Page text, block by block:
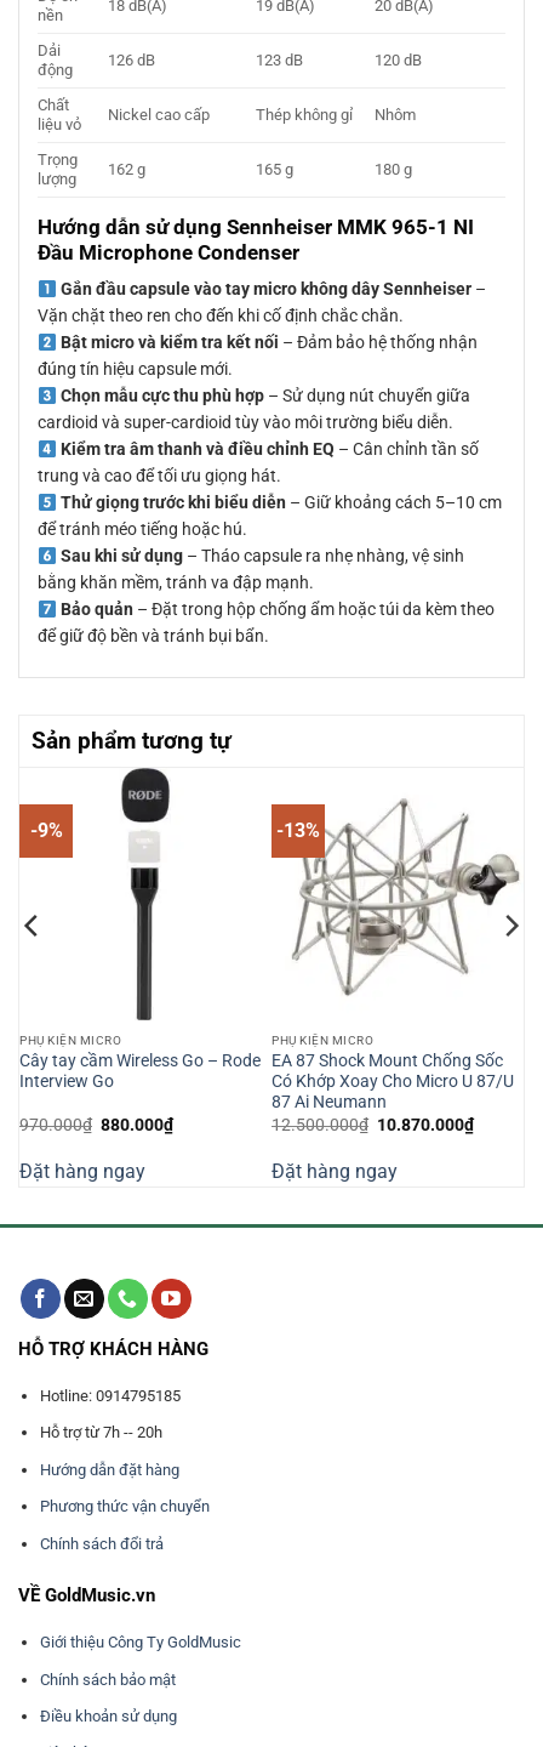
nền
18 dB(A) 19 dB(A) 20 dB(A)
Dải
động
126 dB 123 dB 120 dB
Chất
liệu vỏ
Nickel cao cấp Thép không gỉ Nhôm
Trọng
lượng
162 g 165 g 180 g
Hướng dẫn sử dụng Sennheiser MMK 965-1 NI
Đầu Microphone Condenser
Gắn đầu capsule vào tay micro không dây Sennheiser–
Vặn chặt theo ren cho đến khi cố định chắc chắn.
Bật micro và kiểm tra kết nối – Đảm bảo hệ thống nhận
đúng tín hiệu capsule mới.
Chọn mẫu cực thu phù hợp– Sử dụng nút chuyển giữa
cardioid và super-cardioid tùy vào môi trường biểu diễn.
Kiểm tra âm thanh và điều chỉnh EQ – Cân chỉnh tần số
trung và cao để tối ưu giọng hát.
Thử giọng trước khi biểu diễn – Giữ khoảng cách 5–10 cm
để tránh méo tiếng hoặc hú.
Sau khi sử dụng– Tháo capsule ra nhẹ nhàng, vệ sinh
bằng khăn mềm, tránh va đập mạnh.
Bảo quản – Đặt trong hộp chống ẩm hoặc túi da kèm theo
để giữ độ bền và tránh bụi bẩn.
Sản phẩm tương tự
-9%
PHỤ KIỆN MICRO
Cây tay cầm Wireless Go – Rode
Interview Go
970.000₫ Giá
970.000₫.
880.000₫Giá
hiện
Đặt hàng ngay
-13%
PHỤ KIỆN MICRO
EA 87 Shock Mount Chống Sốc
Có Khớp Xoay Cho Micro U 87/U
87 Ai Neumann
12.500.000₫ Giá
12.500.000₫.
10.870.000₫Giá
hiện
Đặt hàng ngay
HỖ TRỢ KHÁCH HÀNG
Hotline: 0914795185
Hỗ trợ từ 7h -- 20h
Hướng dẫn đặt hàng
Phương thức vận chuyển
Chính sách đổi trả
VỀ GoldMusic.vn
Giới thiệu Công Ty GoldMusic
Chính sách bảo mật
Điều khoản sử dụng